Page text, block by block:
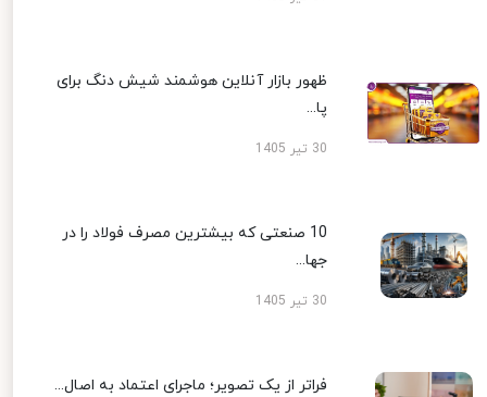
ظهور بازار آنلاین هوشمند شیش دنگ برای
پا...
30 تیر 1405
10 صنعتی که بیشترین مصرف فولاد را در
جها...
30 تیر 1405
فراتر از یک تصویر؛ ماجرای اعتماد به اصال...